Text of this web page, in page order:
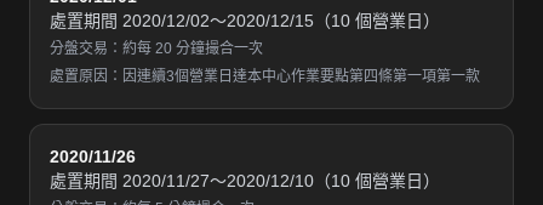
處置期間 2020/12/02～2020/12/15（10 個營業日）
分盤交易：約每 20 分鐘撮合一次
處置原因：因連續3個營業日達本中心作業要點第四條第一項第一款
2020/11/26
處置期間 2020/11/27～2020/12/10（10 個營業日）